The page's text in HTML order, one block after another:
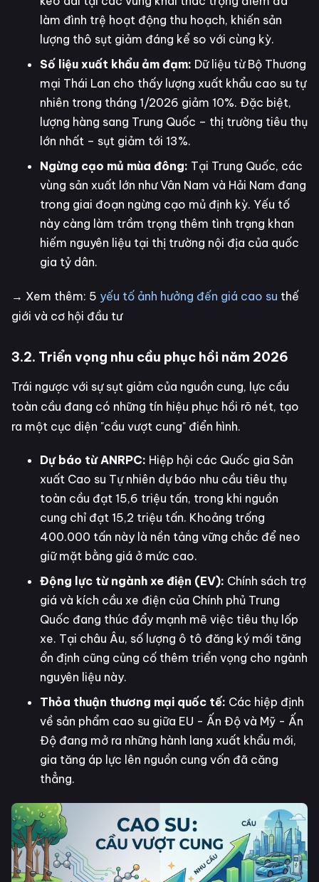
làm đình trệ hoạt động thu hoạch, khiến sản
lượng thô sụt giảm đáng kể so với cùng kỳ.
Số liệu xuất khẩu ảm đạm: Dữ liệu từ Bộ Thương
mại Thái Lan cho thấy lượng xuất khẩu cao su tự
nhiên trong tháng 1/2026 giảm 10%. Đặc biệt,
lượng hàng sang Trung Quốc – thị trường tiêu thụ
lớn nhất – sụt giảm tới 13%.
Ngừng cạo mủ mùa đông: Tại Trung Quốc, các
vùng sản xuất lớn như Vân Nam và Hải Nam đang
trong giai đoạn ngừng cạo mủ định kỳ. Yếu tố
này càng làm trầm trọng thêm tình trạng khan
hiếm nguyên liệu tại thị trường nội địa của quốc
gia tỷ dân.
→ Xem thêm: 5 yếu tố ảnh hưởng đến giá cao su thế
giới và cơ hội đầu tư
3.2. Triển vọng nhu cầu phục hồi năm 2026
Trái ngược với sự sụt giảm của nguồn cung, lực cầu
toàn cầu đang có những tín hiệu phục hồi rõ nét, tạo
ra một cục diện "cầu vượt cung" điển hình.
Dự báo từ ANRPC: Hiệp hội các Quốc gia Sản
xuất Cao su Tự nhiên dự báo nhu cầu tiêu thụ
toàn cầu đạt 15,6 triệu tấn, trong khi nguồn
cung chỉ đạt 15,2 triệu tấn. Khoảng trống
400.000 tấn này là nền tảng vững chắc để neo
giữ mặt bằng giá ở mức cao.
Động lực từ ngành xe điện (EV): Chính sách trợ
giá và kích cầu xe điện của Chính phủ Trung
Quốc đang thúc đẩy mạnh mẽ việc tiêu thụ lốp
xe. Tại châu Âu, số lượng ô tô đăng ký mới tăng
ổn định cũng củng cố thêm triển vọng cho ngành
nguyên liệu này.
Thỏa thuận thương mại quốc tế: Các hiệp định
về sản phẩm cao su giữa EU - Ấn Độ và Mỹ - Ấn
Độ đang mở ra những hành lang xuất khẩu mới,
gia tăng áp lực lên nguồn cung vốn đã căng
thẳng.